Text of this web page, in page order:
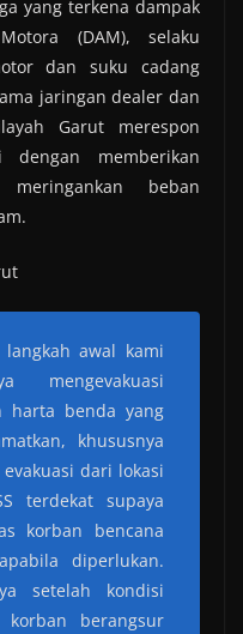
yang terkena dampak
(DAM), selaku
dan suku cadang
jaringan dealer dan
Garut merespon
memberikan
beban
langkah awal kami
mengevakuasi
harta benda yang
khususnya
dari lokasi
terdekat supaya
korban bencana
diperlukan.
setelah kondisi
berangsur